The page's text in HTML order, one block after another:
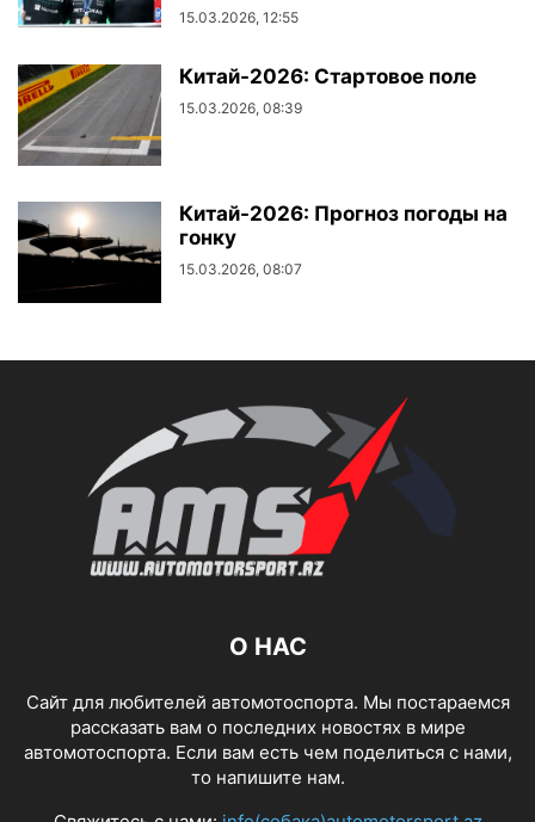
15.03.2026, 12:55
Китай-2026: Стартовое поле
15.03.2026, 08:39
Китай-2026: Прогноз погоды на
гонку
15.03.2026, 08:07
О НАС
Сайт для любителей автомотоспорта. Мы постараемся
рассказать вам о последних новостях в мире
автомотоспорта. Если вам есть чем поделиться с нами,
то напишите нам.